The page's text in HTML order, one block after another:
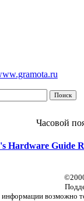
Часовой
Hardware Guide
информации возможно